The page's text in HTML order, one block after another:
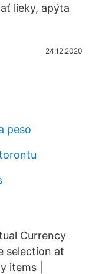
lieky, apýta
24.12.2020
peso
Currency
selection at
items |